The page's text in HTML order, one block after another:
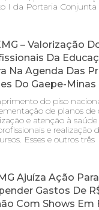
I da Portaria Conjunta
– Valorização
Da
Na Agenda Das
Do Gaepe-Minas
do piso
de planos de
e atenção à
e realização
Esses e outros três
Ajuíza Ação Para
Gastos De
Com Shows Em